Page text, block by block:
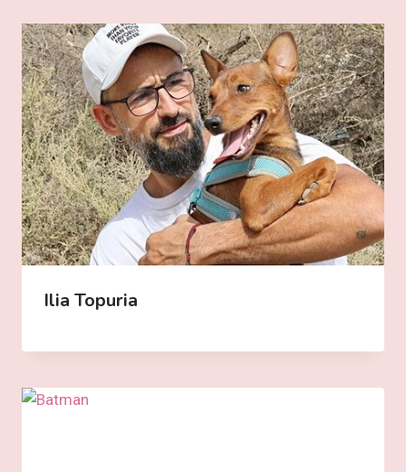
Ilia Topuria